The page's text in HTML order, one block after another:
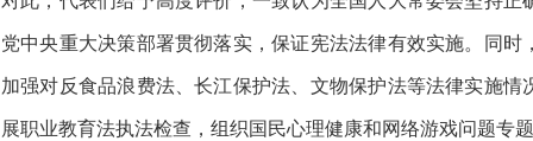
党中央重大决策部署贯彻落实，保证宪法法律有效实施。同
加强对反食品浪费法、长江保护法、文物保护法等法律实施
展职业教育法执法检查，组织国民心理健康和网络游戏问题专